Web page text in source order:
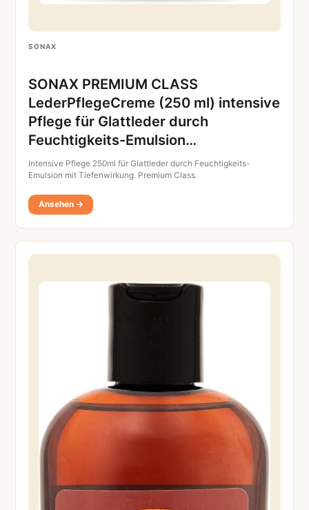
SONAX
SONAX PREMIUM CLASS
LederPflegeCreme (250 ml) intensive
Pflege für Glattleder durch
Feuchtigkeits-Emulsion…
Intensive Pflege 250ml für Glattleder durch Feuchtigkeits-
Emulsion mit Tiefenwirkung. Premium Class.
Ansehen →